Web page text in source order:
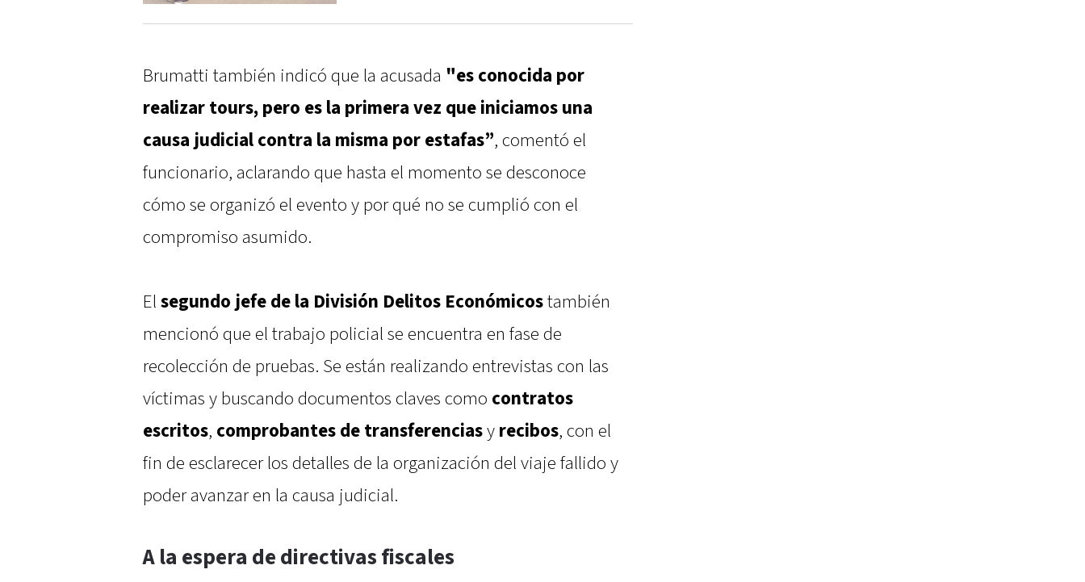
Brumatti también indicó que la acusada "es conocida por
realizar tours, pero es la primera vez que iniciamos una
causa judicial contra la misma por estafas”, comentó el
funcionario, aclarando que hasta el momento se desconoce
cómo se organizó el evento y por qué no se cumplió con el
compromiso asumido.
El segundo jefe de la División Delitos Económicostambién
mencionó que el trabajo policial se encuentra en fase de
recolección de pruebas. Se están realizando entrevistas con las
víctimas y buscando documentos claves como contratos
escritos, comprobantes de transferenciasy recibos, con el
fin de esclarecer los detalles de la organización del viaje fallido y
poder avanzar en la causa judicial.
A la espera de directivas fiscales